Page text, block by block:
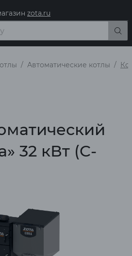
zota.ru
Автоматические котлы
32 кВт (C-